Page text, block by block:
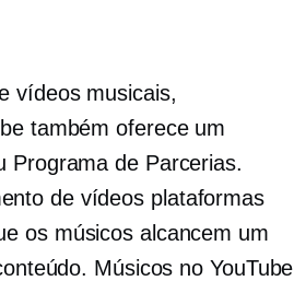
vídeos musicais,
também oferece um
Programa de Parcerias.
de vídeos plataformas
os músicos alcancem um
Músicos no YouTube